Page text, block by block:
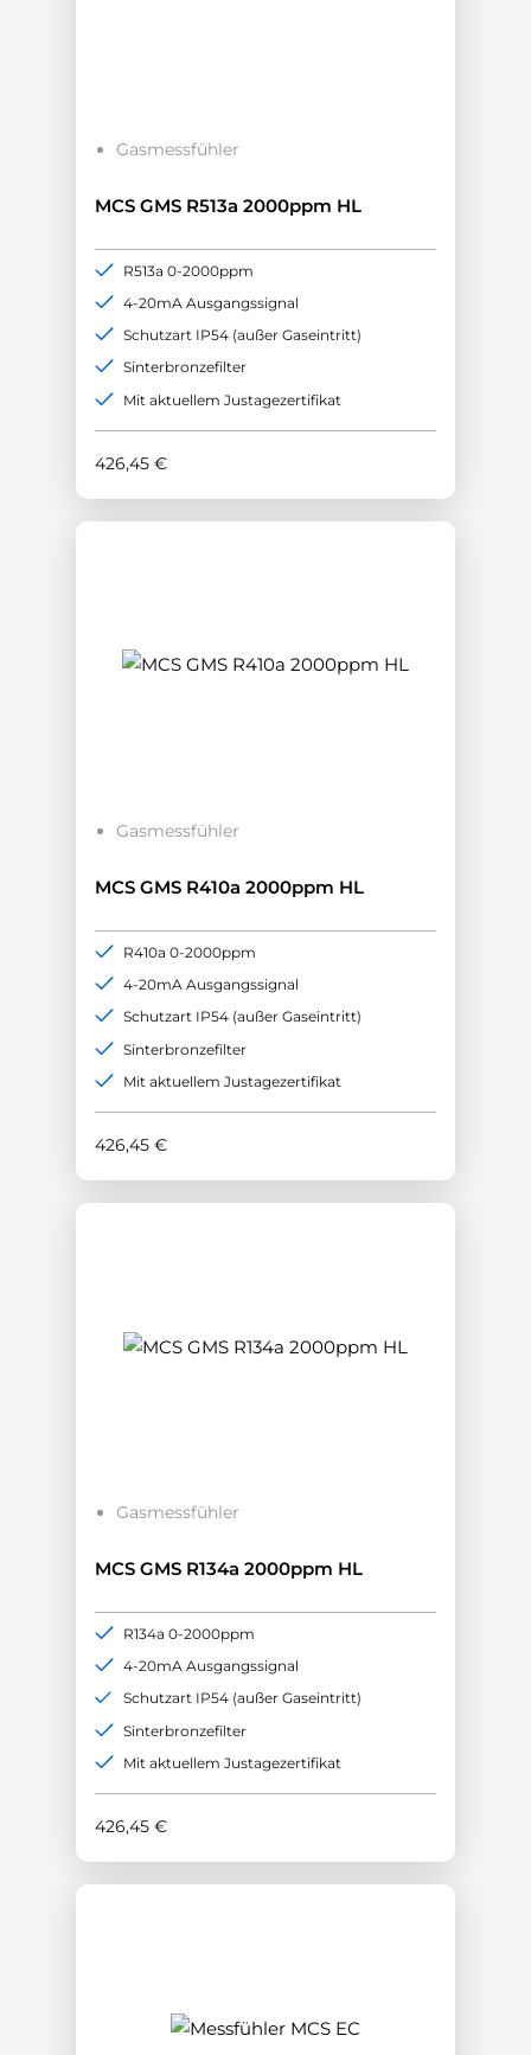
Gasmessfühler
MCS GMS R513a 2000ppm HL
426,45 €
R513a 0-2000ppm
4-20mA Ausgangssignal
Schutzart IP54 (außer Gaseintritt)
Sinterbronzefilter
Mit aktuellem Justagezertifikat
Gasmessfühler
MCS GMS R410a 2000ppm HL
426,45 €
R410a 0-2000ppm
4-20mA Ausgangssignal
Schutzart IP54 (außer Gaseintritt)
Sinterbronzefilter
Mit aktuellem Justagezertifikat
Gasmessfühler
MCS GMS R134a 2000ppm HL
426,45 €
R134a 0-2000ppm
4-20mA Ausgangssignal
Schutzart IP54 (außer Gaseintritt)
Sinterbronzefilter
Mit aktuellem Justagezertifikat